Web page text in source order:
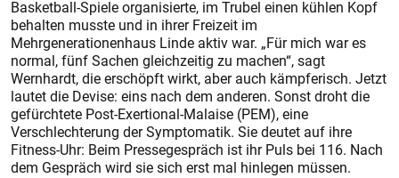
Basketball-Spiele organisierte, im Trubel einen kühlen Kopf
behalten musste und in ihrer Freizeit im
Mehrgenerationenhaus Linde aktiv war. „Für mich war es
normal, fünf Sachen gleichzeitig zu machen“, sagt
Wernhardt, die erschöpft wirkt, aber auch kämpferisch. Jetzt
lautet die Devise: eins nach dem anderen. Sonst droht die
gefürchtete Post-Exertional-Malaise (PEM), eine
Verschlechterung der Symptomatik. Sie deutet auf ihre
Fitness-Uhr: Beim Pressegespräch ist ihr Puls bei 116. Nach
dem Gespräch wird sie sich erst mal hinlegen müssen.